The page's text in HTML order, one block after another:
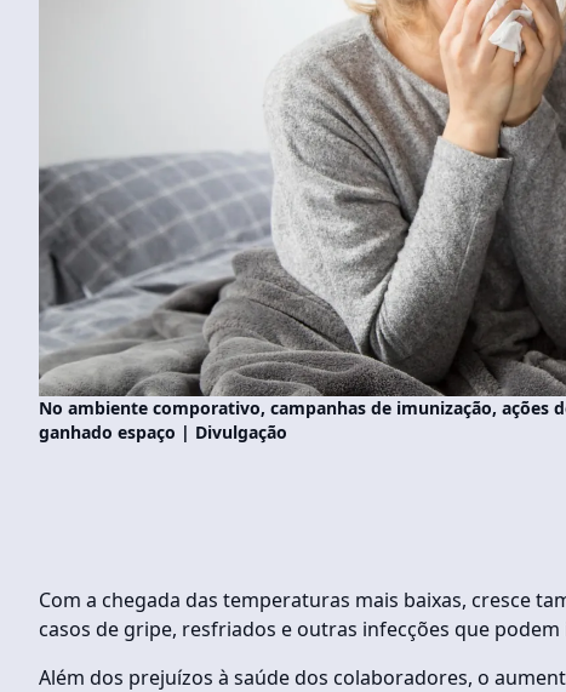
No ambiente comporativo, campanhas de imunização, ações
ganhado espaço | Divulgação
Com a chegada das temperaturas mais baixas, cresce
casos de gripe, resfriados e outras infecções que
Além dos prejuízos à saúde dos colaboradores, o